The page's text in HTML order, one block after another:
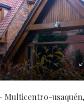
Multicentro-